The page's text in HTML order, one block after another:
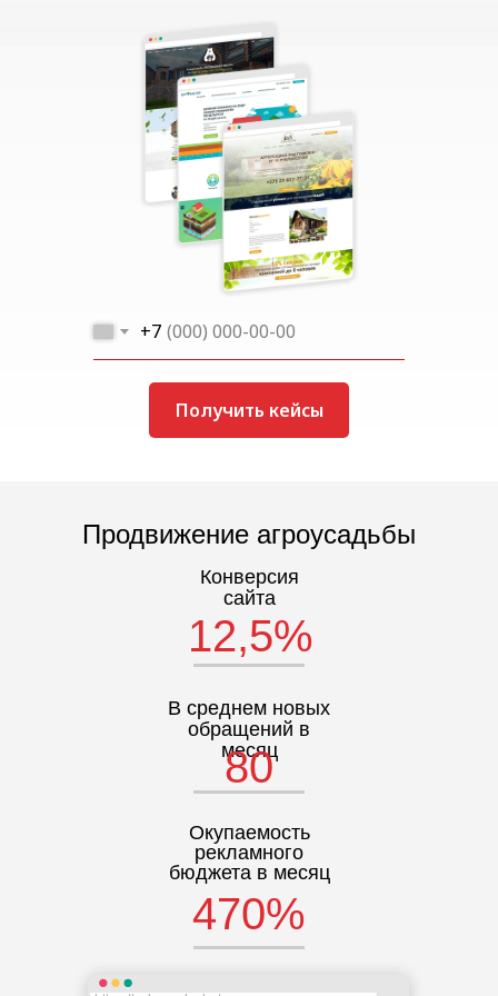
+7
Получить кейсы
12,5%
Конверсия
сайта
Продвижение агроусадьбы
В среднем новых
обращений в
месяц
80
Окупаемость
рекламного
бюджета в месяц
470%